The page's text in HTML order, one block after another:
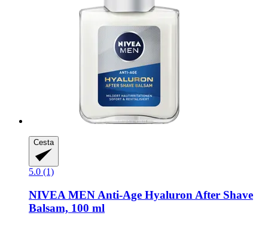
Cesta
5.0 (1)
NIVEA MEN Anti-​Age Hyaluron After Shave
Balsam, 100 ml